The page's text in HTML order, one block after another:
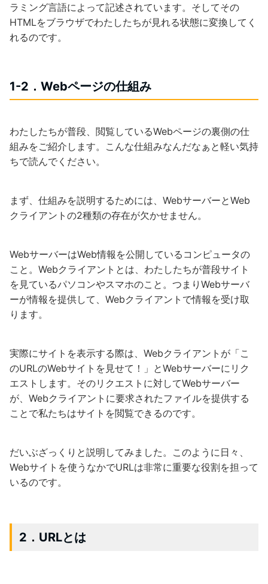
ラミング言語によって記述されています。そしてその
HTMLをブラウザでわたしたちが見れる状態に変換してく
れるのです。
1-2．Webページの仕組み
わたしたちが普段、閲覧しているWebページの裏側の仕
組みをご紹介します。こんな仕組みなんだなぁと軽い気持
ちで読んでください。
まず、仕組みを説明するためには、WebサーバーとWeb
クライアントの2種類の存在が欠かせません。
WebサーバーはWeb情報を公開しているコンピュータの
こと。Webクライアントとは、わたしたちが普段サイト
を見ているパソコンやスマホのこと。つまりWebサーバ
ーが情報を提供して、Webクライアントで情報を受け取
ります。
実際にサイトを表示する際は、Webクライアントが「こ
のURLのWebサイトを見せて！」とWebサーバーにリク
エストします。そのリクエストに対してWebサーバー
が、Webクライアントに要求されたファイルを提供する
ことで私たちはサイトを閲覧できるのです。
だいぶざっくりと説明してみました。このように日々、
Webサイトを使うなかでURLは非常に重要な役割を担って
いるのです。
2．URLとは